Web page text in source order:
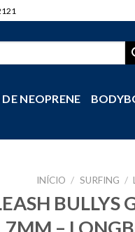
NEOPRENE
INÍCIO / SURFING /
BULLYS
7MM –